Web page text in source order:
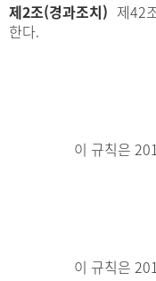
제2조(경과조치) 제42
한다.
이 규칙은
이 규칙은